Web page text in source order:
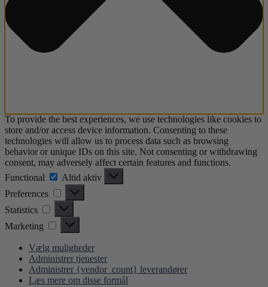
To provide the best experiences, we use technologies like cookies to
store and/or access device information. Consenting to these
technologies will allow us to process data such as browsing
behavior or unique IDs on this site. Not consenting or withdrawing
consent, may adversely affect certain features and functions.
Functional
Functional
Altid aktiv
Preferences
Preferences
Statistics Statistics
Marketing Marketing
Vælg muligheder
Administrer tjenester
Administrer {vendor_count} leverandører
Læs mere om disse formål